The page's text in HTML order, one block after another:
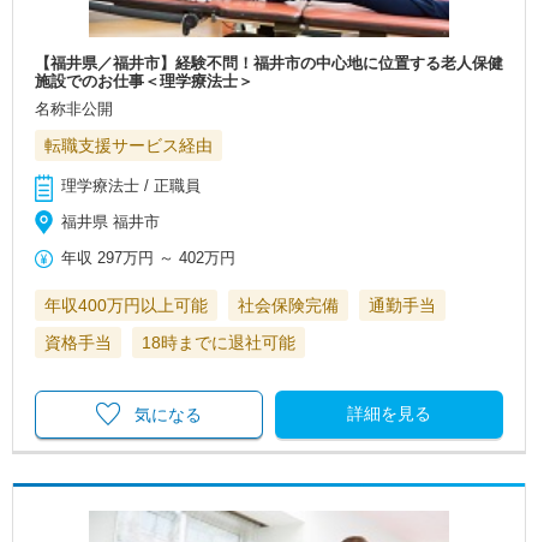
【福井県／福井市】経験不問！福井市の中心地に位置する老人保健
施設でのお仕事＜理学療法士＞
名称非公開
転職支援サービス経由
理学療法士 / 正職員
福井県 福井市
年収 297万円 ～402万円
年収400万円以上可能 社会保険完備
通勤手当
資格手当
18時までに退社可能
詳細を見る
気になる